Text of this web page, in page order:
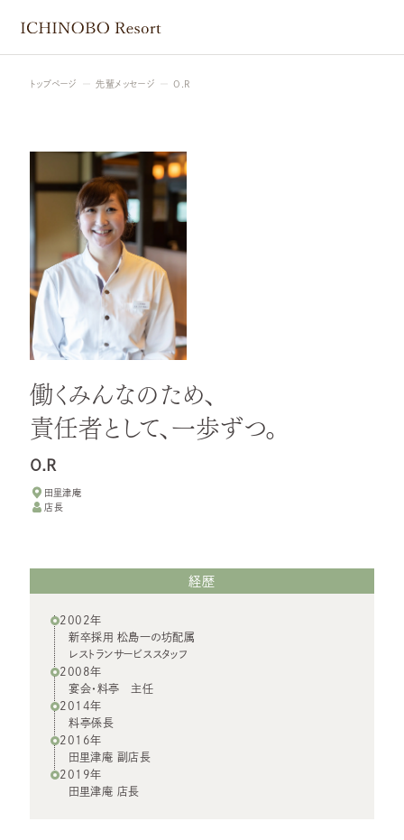
トップページ 先輩メッセージ O.R
働くみんなのため、
責任者として、一歩ずつ。
O.R
田里津庵
店長
経歴
2002年
新卒採用 松島一の坊配属
レストランサービススタッフ
2008年
宴会・料亭 主任
2014年
料亭係長
2016年
田里津庵 副店長
2019年
田里津庵 店長